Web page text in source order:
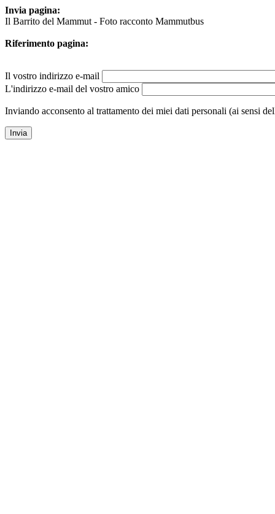
Invia pagina:
Il Barrito del Mammut - Foto racconto Mammutbus
Riferimento pagina:
Il vostro indirizzo e-mail
L'indirizzo e-mail del vostro amico
Inviando acconsento al trattamento dei miei dati personali (ai sensi